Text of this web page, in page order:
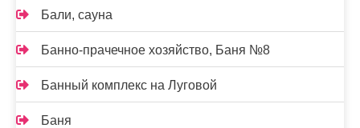
Бали, сауна
Банно-прачечное хозяйство, Баня №8
Банный комплекс на Луговой
Баня